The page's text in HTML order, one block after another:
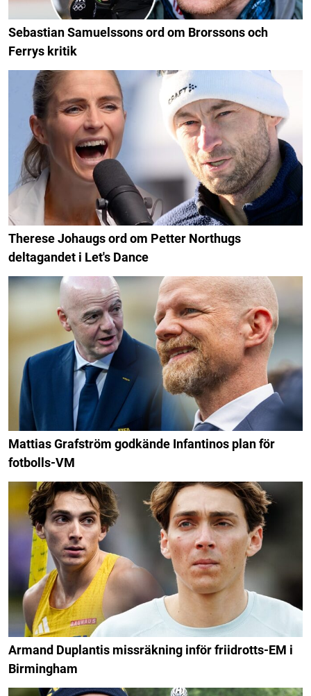
Sebastian Samuelssons ord om Brorssons och
Ferrys kritik
Therese Johaugs ord om Petter Northugs
deltagandet i Let's Dance
Mattias Grafström godkände Infantinos plan för
fotbolls-VM
Armand Duplantis missräkning inför friidrotts-EM i
Birmingham